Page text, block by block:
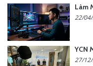
22/
27/